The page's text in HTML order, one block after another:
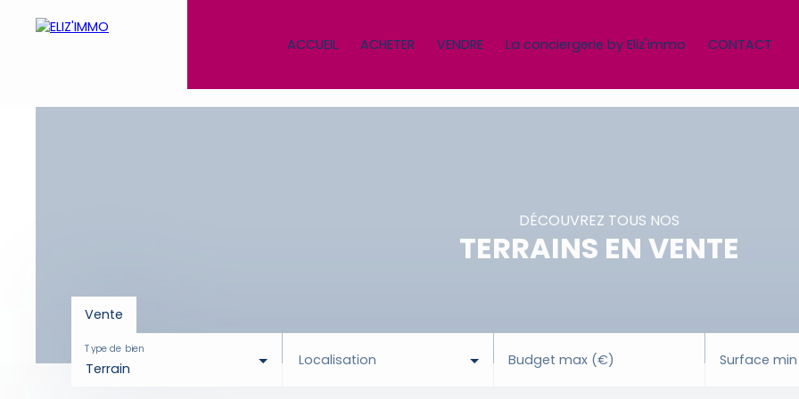
ACCUEIL ACHETER VENDRE La conciergerie by Eliz'immo CONTACT
DÉCOUVREZ TOUS NOS
TERRAINS EN VENTE
Vente
Terrain
Type de bien
Localisation Budget max (€) Surface